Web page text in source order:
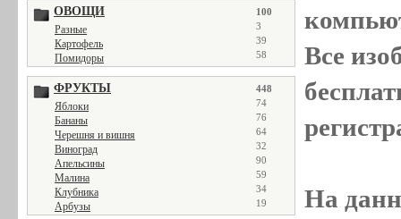
ОВОЩИ 100
Разные 3
Картофель 39
Помидоры 58
ФРУКТЫ 448
Яблоки 74
Бананы 76
Черешня и вишня 64
Виноград 32
Апельсины 90
Малина 59
Клубника 34
Арбузы 19
Все
На